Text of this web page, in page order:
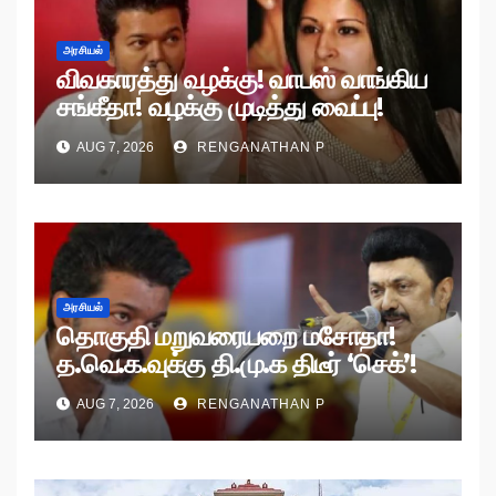
அரசியல்
விவகாரத்து வழக்கு! வாபஸ் வாங்கிய
சங்கீதா! வழக்கு முடித்து வைப்பு!
AUG 7, 2026 RENGANATHAN P
அரசியல்
தொகுதி மறுவரையறை மசோதா!
த.வெ.க.வுக்கு தி.மு.க திடீர் ‘செக்’!
AUG 7, 2026 RENGANATHAN P